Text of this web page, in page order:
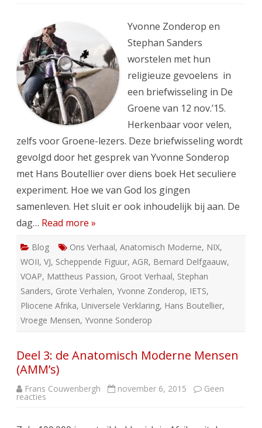
los
Yvonne Zonderop en
Stephan Sanders
worstelen met hun
religieuze gevoelens in
een briefwisseling in De
Groene van 12 nov.’15.
Herkenbaar voor velen,
zelfs voor Groene-lezers. Deze briefwisseling wordt
gevolgd door het gesprek van Yvonne Sonderop
met Hans Boutellier over diens boek Het seculiere
experiment. Hoe we van God los gingen
samenleven. Het sluit er ook inhoudelijk bij aan. De
dag… Read more »
Blog Ons Verhaal, Anatomisch Moderne, NIX,
WOII, VJ, Scheppende Figuur, AGR, Bernard Delfgaauw,
VOAP, Mattheus Passion, Groot Verhaal, Stephan
Sanders, Grote Verhalen, Yvonne Zonderop, IETS,
Pliocene Afrika, Universele Verklaring, Hans Boutellier,
Vroege Mensen, Yvonne Sonderop
Deel 3: de Anatomisch Moderne Mensen
(AMM’s)
Frans Couwenbergh november 6, 2015 Geen
reacties